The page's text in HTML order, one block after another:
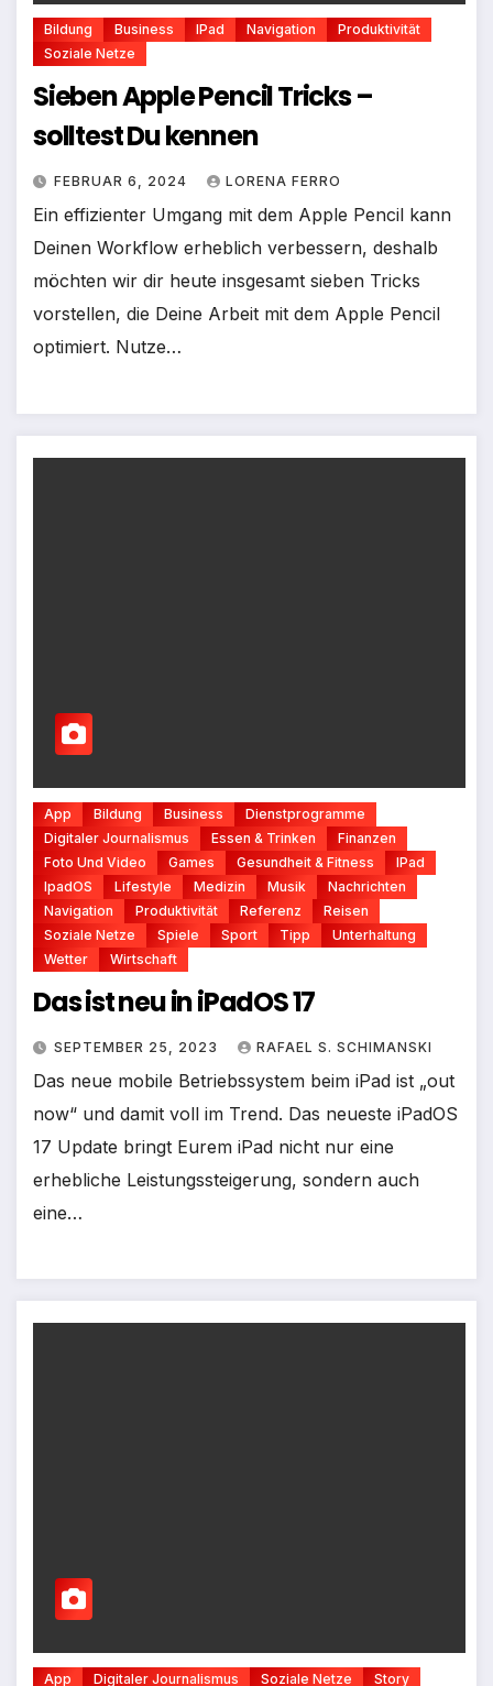
Bildung Business IPad Navigation
Produktivität
Soziale Netze
Sieben Apple Pencil Tricks –
solltest Du kennen
FEBRUAR 6, 2024 LORENA FERRO
Ein effizienter Umgang mit dem Apple Pencil kann
Deinen Workflow erheblich verbessern, deshalb
möchten wir dir heute insgesamt sieben Tricks
vorstellen, die Deine Arbeit mit dem Apple Pencil
optimiert. Nutze…
App Bildung Business
Dienstprogramme
Digitaler Journalismus
Essen & Trinken
Finanzen
Foto Und Video
Games Gesundheit & Fitness
IPad
IpadOS
Lifestyle Medizin Musik
Nachrichten
Navigation
Produktivität Referenz
Reisen
Soziale Netze
Spiele Sport Tipp
Unterhaltung
Wetter
Wirtschaft
Das ist neu in iPadOS 17
SEPTEMBER 25, 2023 RAFAEL S. SCHIMANSKI
Das neue mobile Betriebssystem beim iPad ist „out
now“ und damit voll im Trend. Das neueste iPadOS
17 Update bringt Eurem iPad nicht nur eine
erhebliche Leistungssteigerung, sondern auch
eine…
App Digitaler Journalismus Soziale Netze Story